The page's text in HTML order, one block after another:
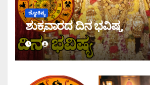
ಜ್ಯೋತಿಷ್ಯ
ಶುಕ್ರವಾರದ ದಿನ ಭವಿಷ್ಯ